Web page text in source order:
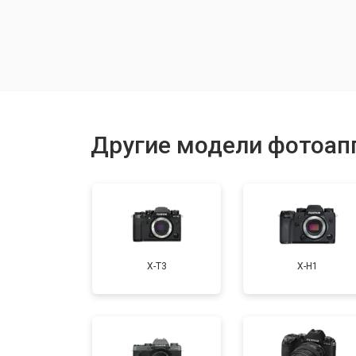
Замена затвора
Чистка матрицы
Другие модели
X-T3 X-H1